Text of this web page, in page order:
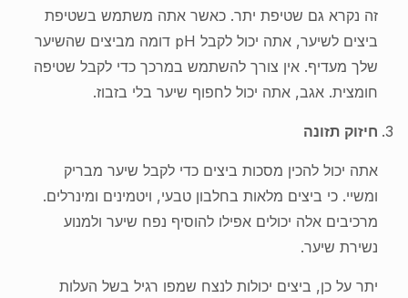
זה נקרא גם שטיפת יתר. כאשר אתה משתמש בשטיפת
ביצים לשיער, אתה יכול לקבל pH דומה מביצים שהשיער
שלך מעדיף. אין צורך להשתמש במרכך כדי לקבל שטיפה
חומצית. אגב, אתה יכול לחפוף שיער בלי בזבוז.
חיזוק תזונה
אתה יכול להכין מסכות ביצים כדי לקבל שיער מבריק
ומשיי. כי ביצים מלאות בחלבון טבעי, ויטמינים ומינרלים.
מרכיבים אלה יכולים אפילו להוסיף נפח שיער ולמנוע
נשירת שיער.
יתר על כן, ביצים יכולות לנצח שמפו רגיל בשל העלות